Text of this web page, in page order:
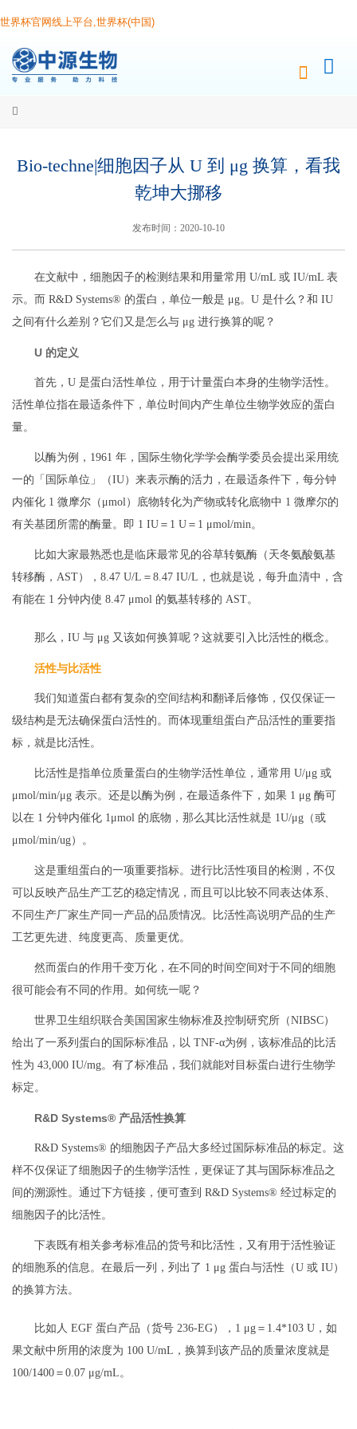
世界杯官网线上平台,世界杯(中国)
Bio-techne|细胞因子从 U 到 μg 换算，看我
乾坤大挪移
发布时间：2020-10-10
在文献中，细胞因子的检测结果和用量常用 U/mL 或 IU/mL 表
示。而 R&D Systems® 的蛋白，单位一般是 μg。U 是什么？和 IU
之间有什么差别？它们又是怎么与 μg 进行换算的呢？
U 的定义
首先，U 是蛋白活性单位，用于计量蛋白本身的生物学活性。
活性单位指在最适条件下，单位时间内产生单位生物学效应的蛋白
量。
以酶为例，1961 年，国际生物化学学会酶学委员会提出采用统
一的「国际单位」（IU）来表示酶的活力，在最适条件下，每分钟
内催化 1 微摩尔（μmol）底物转化为产物或转化底物中 1 微摩尔的
有关基团所需的酶量。即 1 IU＝1 U＝1 μmol/min。
比如大家最熟悉也是临床最常见的谷草转氨酶（天冬氨酸氨基
转移酶，AST），8.47 U/L＝8.47 IU/L，也就是说，每升血清中，含
有能在 1 分钟内使 8.47 μmol 的氨基转移的 AST。
那么，IU 与 μg 又该如何换算呢？这就要引入比活性的概念。
活性与比活性
我们知道蛋白都有复杂的空间结构和翻译后修饰，仅仅保证一
级结构是无法确保蛋白活性的。而体现重组蛋白产品活性的重要指
标，就是比活性。
比活性是指单位质量蛋白的生物学活性单位，通常用 U/μg 或
μmol/min/μg 表示。还是以酶为例，在最适条件下，如果 1 μg 酶可
以在 1 分钟内催化 1μmol 的底物，那么其比活性就是 1U/μg（或
μmol/min/ug）。
这是重组蛋白的一项重要指标。进行比活性项目的检测，不仅
可以反映产品生产工艺的稳定情况，而且可以比较不同表达体系、
不同生产厂家生产同一产品的品质情况。比活性高说明产品的生产
工艺更先进、纯度更高、质量更优。
然而蛋白的作用千变万化，在不同的时间空间对于不同的细胞
很可能会有不同的作用。如何统一呢？
世界卫生组织联合美国国家生物标准及控制研究所（NIBSC）
给出了一系列蛋白的国际标准品，以 TNF-α为例，该标准品的比活
性为 43,000 IU/mg。有了标准品，我们就能对目标蛋白进行生物学
标定。
R&D Systems® 产品活性换算
R&D Systems® 的细胞因子产品大多经过国际标准品的标定。这
样不仅保证了细胞因子的生物学活性，更保证了其与国际标准品之
间的溯源性。通过下方链接，便可查到 R&D Systems® 经过标定的
细胞因子的比活性。
下表既有相关参考标准品的货号和比活性，又有用于活性验证
的细胞系的信息。在最后一列，列出了 1 μg 蛋白与活性（U 或 IU）
的换算方法。
比如人 EGF 蛋白产品（货号 236-EG），1 μg＝1.4*103 U，如
果文献中所用的浓度为 100 U/mL，换算到该产品的质量浓度就是
100/1400＝0.07 μg/mL。